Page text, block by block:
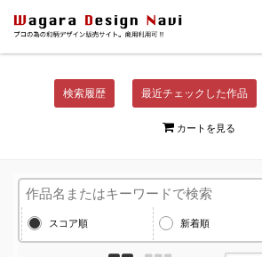
検索履歴 最近チェックした作品
カートを見る
スコア順 新着順